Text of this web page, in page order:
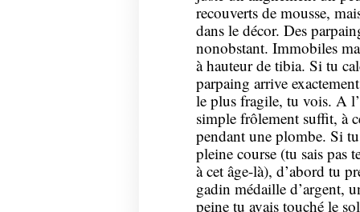
recouverts de mousse,
dans le décor. Des
nonobstant. Immobiles
à hauteur de tibia. Si tu
parpaing arrive
le plus fragile, tu vois. A
simple frôlement suffit, à
pendant une plombe. Si
pleine course (tu sais pas
à cet âge-là), d’abord tu
gadin médaille d’argent,
peine tu avais touché le